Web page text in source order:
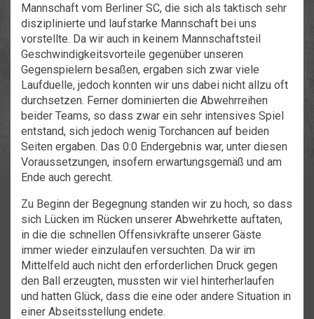
Mannschaft vom Berliner SC, die sich als taktisch sehr
disziplinierte und laufstarke Mannschaft bei uns
vorstellte. Da wir auch in keinem Mannschaftsteil
Geschwindigkeitsvorteile gegenüber unseren
Gegenspielern besaßen, ergaben sich zwar viele
Laufduelle, jedoch konnten wir uns dabei nicht allzu oft
durchsetzen. Ferner dominierten die Abwehrreihen
beider Teams, so dass zwar ein sehr intensives Spiel
entstand, sich jedoch wenig Torchancen auf beiden
Seiten ergaben. Das 0:0 Endergebnis war, unter diesen
Voraussetzungen, insofern erwartungsgemäß und am
Ende auch gerecht.
Zu Beginn der Begegnung standen wir zu hoch, so dass
sich Lücken im Rücken unserer Abwehrkette auftaten,
in die die schnellen Offensivkräfte unserer Gäste
immer wieder einzulaufen versuchten. Da wir im
Mittelfeld auch nicht den erforderlichen Druck gegen
den Ball erzeugten, mussten wir viel hinterherlaufen
und hatten Glück, dass die eine oder andere Situation in
einer Abseitsstellung endete.